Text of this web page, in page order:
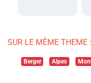
SUR LE MÊME THEME :
Berger Alpes